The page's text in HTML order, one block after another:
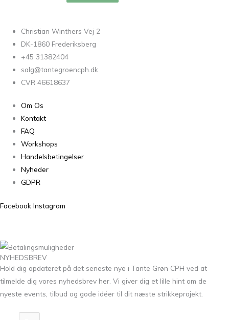
Christian Winthers Vej 2
DK-1860 Frederiksberg
+45 31382404
salg@tantegroencph.dk
CVR 46618637
Om Os
Kontakt
FAQ
Workshops
Handelsbetingelser
Nyheder
GDPR
Facebook Instagram
NYHEDSBREV
Hold dig opdateret på det seneste nye i Tante Grøn CPH ved at
tilmelde dig vores nyhedsbrev her. Vi giver dig et lille hint om de
nyeste events, tilbud og gode idéer til dit næste strikkeprojekt.